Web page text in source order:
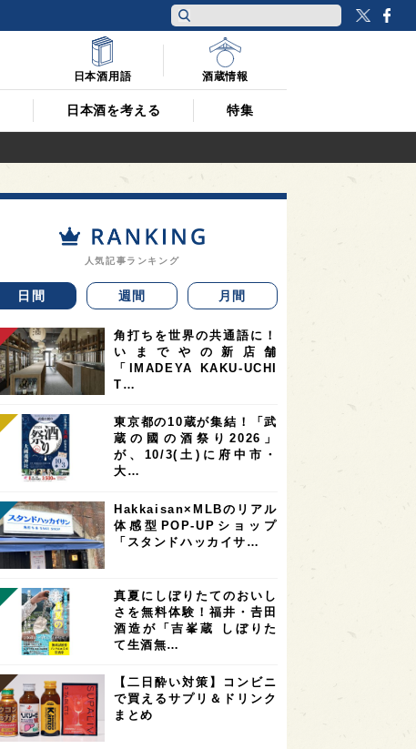
日本酒を考える 特集
日本酒用語 酒蔵情報
人気記事ランキング
日間 週間 月間
角打ちを世界の共通語に！
いまでやの新店舗
「IMADEYA KAKU-UCHI
T…
東京都の10蔵が集結！「武
蔵の國の酒祭り2026」
が、10/3(土)に府中市・
大…
Hakkaisan×MLBのリアル
体感型POP-UPショップ
「スタンドハッカイサ…
真夏にしぼりたてのおいし
さを無料体験！福井・𠮷田
酒造が「吉峯蔵 しぼりた
て生酒無…
【二日酔い対策】コンビニ
で買えるサプリ＆ドリンク
まとめ